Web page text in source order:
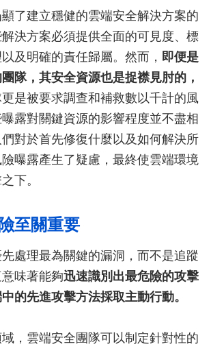
了建立穩健的雲端安全解決方案的
決方案必須提供全面的可見度、標
及明確的責任歸屬。然而， 即便是
隊，其安全資源也是捉襟見肘的，
是被要求調查和補救數以千計的風
露對關鍵資源的影響程度並不盡相
對於首先修復什麼以及如何解決所
曝露產生了疑慮，最終使雲端環境
下。
至關重要
處理最為關鍵的漏洞，而不是追蹤
味著能夠迅速識別出最危險的攻擊
的先進攻擊方法採取主動行動。
，雲端安全團隊可以制定針對性的